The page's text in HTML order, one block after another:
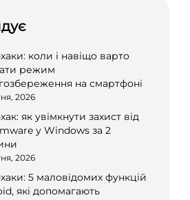
коли і навіщо варто
режим
на смартфоні
2026
як увімкнути захист від
у Windows за 2
2026
5 маловідомих функцій
які допомагають